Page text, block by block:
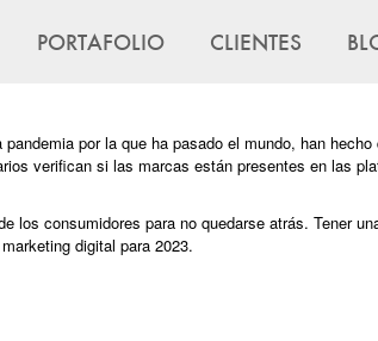
PORTAFOLIO CLIENTES
por la que ha pasado el mundo, han
verifican si las marcas están presentes en las
consumidores para no quedarse atrás. Tener
digital para 2023.